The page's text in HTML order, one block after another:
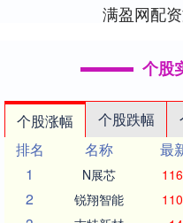
满盈网配
个股
个股涨幅 个股跌幅
排名
名称 最
1
N展芯
2 锐翔智能